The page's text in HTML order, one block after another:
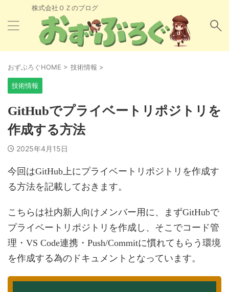
株式会社ＯＺのブログ
おずぶろぐHOME > 技術情報 >
技術情報
GitHubでプライベートリポジトリを
作成する方法
2025年4月15日
今回はGitHub上にプライベートリポジトリを作成す
る方法を記載しておきます。
こちらは社内新人向けメンバー用に、まずGitHubで
プライベートリポジトリを作成し、そこでコード管
理・VS Code連携・Push/Commitに慣れてもらう環境
を作成する為のドキュメントとなっています。